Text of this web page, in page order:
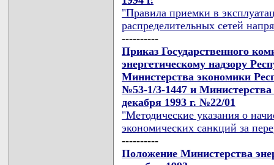
"Правила приемки в
распределительных сетей
----------
Приказ Государственного
энергетическому надзору
Министерства экономики
№53-1/3-1447 и Министерства
декабря 1993 г. №22/01
"Методические указания о
экономических санкций за
----------
Положение Министерства